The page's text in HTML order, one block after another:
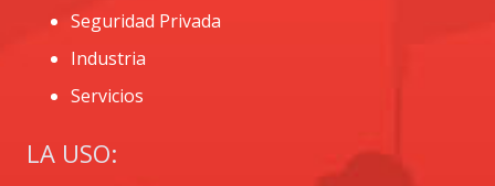
Seguridad Privada
Industria
Servicios
LA USO: